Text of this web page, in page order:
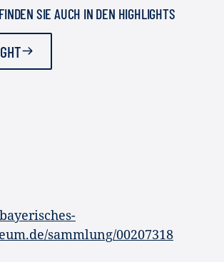
SIE AUCH IN DEN HIGHLIGHTS
sammlung/00207318